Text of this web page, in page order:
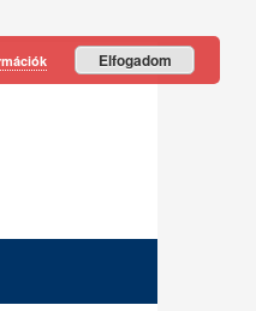
Elfogadom